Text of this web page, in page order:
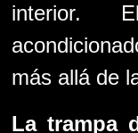
interior.
más allá de
La trampa